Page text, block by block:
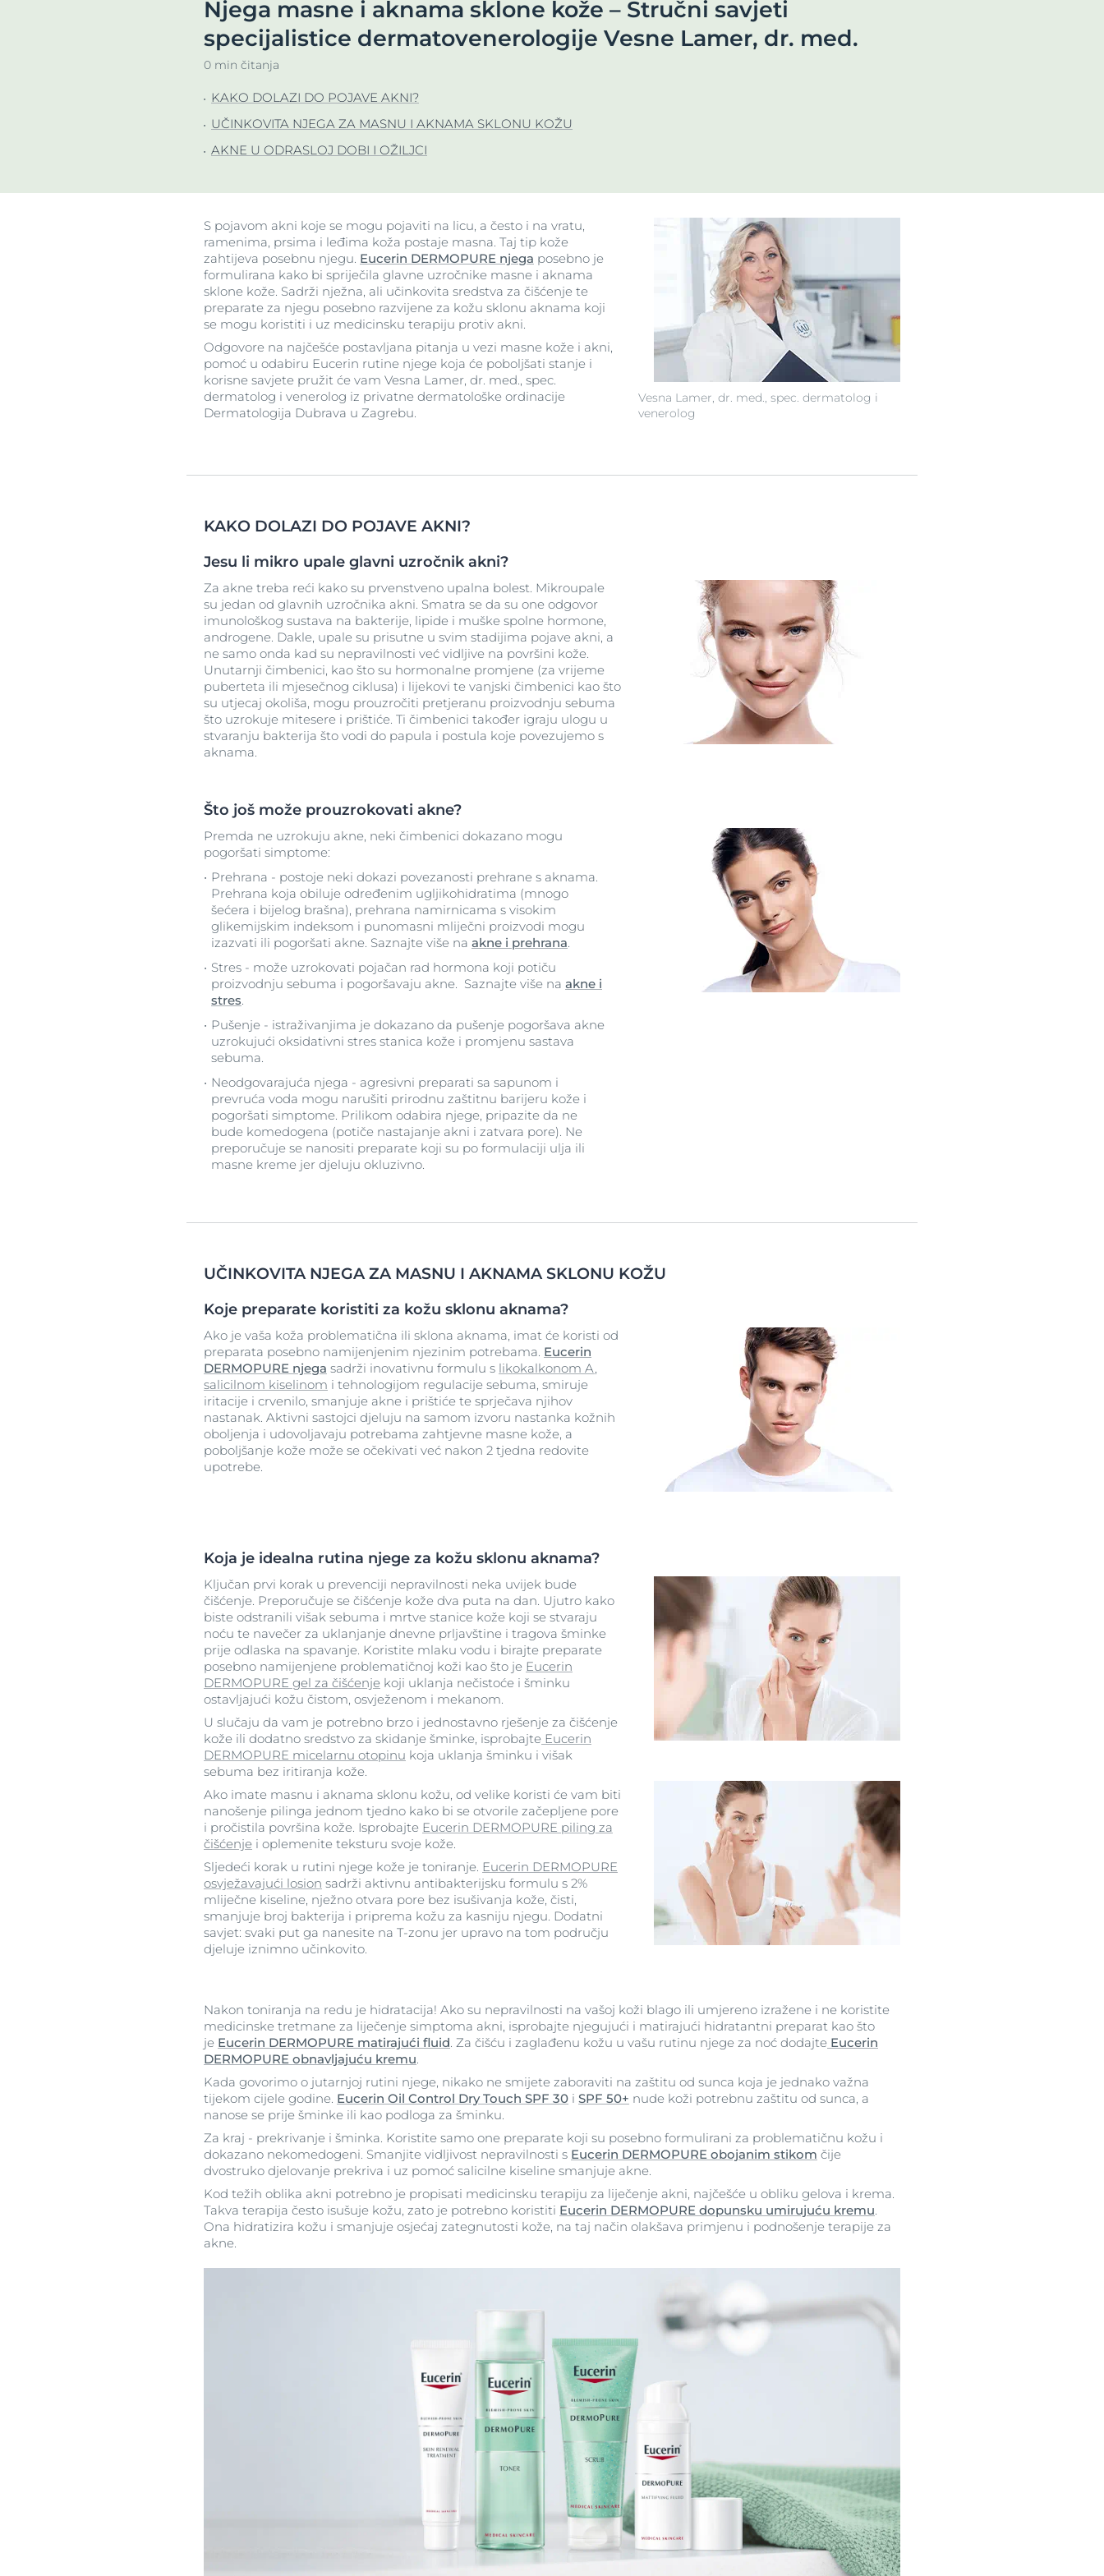
Suha koža
Problemi vlasišta i kose
Osjetljiva koža
Zaštita od sunca
Filler linija
pH5
Otkrijte Eucerin Anti-Pigment
njegu protiv hiperpigmentacija
Our commitment
Program društvene
odgovornosti #eucerinclusion
Koža koja stari
Anti-age serum s vitaminom C
Kupi
Hyaluron-Filler dnevna krema sa SPF 30
50 ml
5.0273 Recenzije
Kupi
Sva njega
Njega masne i aknama sklone kože – Stručni savjeti
specijalistice dermatovenerologije Vesne Lamer, dr. med.
0 min čitanja
KAKO DOLAZI DO POJAVE AKNI?
UČINKOVITA NJEGA ZA MASNU I AKNAMA SKLONU KOŽU
AKNE U ODRASLOJ DOBI I OŽILJCI
Vesna Lamer, dr. med., spec. dermatolog i
venerolog
S pojavom akni koje se mogu pojaviti na licu, a često i na vratu,
ramenima, prsima i leđima koža postaje masna. Taj tip kože
zahtijeva posebnu njegu. Eucerin DERMOPURE njega posebno je
formulirana kako bi spriječila glavne uzročnike masne i aknama
sklone kože. Sadrži nježna, ali učinkovita sredstva za čišćenje te
preparate za njegu posebno razvijene za kožu sklonu aknama koji
se mogu koristiti i uz medicinsku terapiju protiv akni.
Odgovore na najčešće postavljana pitanja u vezi masne kože i akni,
pomoć u odabiru Eucerin rutine njege koja će poboljšati stanje i
korisne savjete pružit će vam Vesna Lamer, dr. med., spec.
dermatolog i venerolog iz privatne dermatološke ordinacije
Dermatologija Dubrava u Zagrebu.
KAKO DOLAZI DO POJAVE AKNI?
Jesu li mikro upale glavni uzročnik akni?
Za akne treba reći kako su prvenstveno upalna bolest. Mikroupale
su jedan od glavnih uzročnika akni. Smatra se da su one odgovor
imunološkog sustava na bakterije, lipide i muške spolne hormone,
androgene. Dakle, upale su prisutne u svim stadijima pojave akni, a
ne samo onda kad su nepravilnosti već vidljive na površini kože.
Unutarnji čimbenici, kao što su hormonalne promjene (za vrijeme
puberteta ili mjesečnog ciklusa) i lijekovi te vanjski čimbenici kao što
su utjecaj okoliša, mogu prouzročiti pretjeranu proizvodnju sebuma
što uzrokuje mitesere i prištiće. Ti čimbenici također igraju ulogu u
stvaranju bakterija što vodi do papula i postula koje povezujemo s
aknama.
Što još može prouzrokovati akne?
Premda ne uzrokuju akne, neki čimbenici dokazano mogu
pogoršati simptome:
Prehrana - postoje neki dokazi povezanosti prehrane s aknama.
Prehrana koja obiluje određenim ugljikohidratima (mnogo
šećera i bijelog brašna), prehrana namirnicama s visokim
glikemijskim indeksom i punomasni mliječni proizvodi mogu
izazvati ili pogoršati akne. Saznajte više na akne i prehrana.
Stres - može uzrokovati pojačan rad hormona koji potiču
proizvodnju sebuma i pogoršavaju akne. Saznajte više na akne i
stres.
Pušenje - istraživanjima je dokazano da pušenje pogoršava akne
uzrokujući oksidativni stres stanica kože i promjenu sastava
sebuma.
Neodgovarajuća njega - agresivni preparati sa sapunom i
prevruća voda mogu narušiti prirodnu zaštitnu barijeru kože i
pogoršati simptome. Prilikom odabira njege, pripazite da ne
bude komedogena (potiče nastajanje akni i zatvara pore). Ne
preporučuje se nanositi preparate koji su po formulaciji ulja ili
masne kreme jer djeluju okluzivno.
UČINKOVITA NJEGA ZA MASNU I AKNAMA SKLONU KOŽU
Koje preparate koristiti za kožu sklonu aknama?
Ako je vaša koža problematična ili sklona aknama, imat će koristi od
preparata posebno namijenjenim njezinim potrebama. Eucerin
DERMOPURE njega sadrži inovativnu formulu s likokalkonom A,
salicilnom kiselinom i tehnologijom regulacije sebuma, smiruje
iritacije i crvenilo, smanjuje akne i prištiće te sprječava njihov
nastanak. Aktivni sastojci djeluju na samom izvoru nastanka kožnih
oboljenja i udovoljavaju potrebama zahtjevne masne kože, a
poboljšanje kože može se očekivati već nakon 2 tjedna redovite
upotrebe.
Koja je idealna rutina njege za kožu sklonu aknama?
Ključan prvi korak u prevenciji nepravilnosti neka uvijek bude
čišćenje. Preporučuje se čišćenje kože dva puta na dan. Ujutro kako
biste odstranili višak sebuma i mrtve stanice kože koji se stvaraju
noću te navečer za uklanjanje dnevne prljavštine i tragova šminke
prije odlaska na spavanje. Koristite mlaku vodu i birajte preparate
posebno namijenjene problematičnoj koži kao što je Eucerin
DERMOPURE gel za čišćenje koji uklanja nečistoće i šminku
ostavljajući kožu čistom, osvježenom i mekanom.
U slučaju da vam je potrebno brzo i jednostavno rješenje za čišćenje
kože ili dodatno sredstvo za skidanje šminke, isprobajte Eucerin
DERMOPURE micelarnu otopinu koja uklanja šminku i višak
sebuma bez iritiranja kože.
Ako imate masnu i aknama sklonu kožu, od velike koristi će vam biti
nanošenje pilinga jednom tjedno kako bi se otvorile začepljene pore
i pročistila površina kože. Isprobajte Eucerin DERMOPURE piling za
čišćenje i oplemenite teksturu svoje kože.
Sljedeći korak u rutini njege kože je toniranje. Eucerin DERMOPURE
osvježavajući losion sadrži aktivnu antibakterijsku formulu s 2%
mliječne kiseline, nježno otvara pore bez isušivanja kože, čisti,
smanjuje broj bakterija i priprema kožu za kasniju njegu. Dodatni
savjet: svaki put ga nanesite na T-zonu jer upravo na tom području
djeluje iznimno učinkovito.
Nakon toniranja na redu je hidratacija! Ako su nepravilnosti na vašoj koži blago ili umjereno izražene i ne koristite
medicinske tretmane za liječenje simptoma akni, isprobajte njegujući i matirajući hidratantni preparat kao što
je Eucerin DERMOPURE matirajući fluid. Za čišću i zaglađenu kožu u vašu rutinu njege za noć dodajte Eucerin
DERMOPURE obnavljajuću kremu.
Kada govorimo o jutarnjoj rutini njege, nikako ne smijete zaboraviti na zaštitu od sunca koja je jednako važna
tijekom cijele godine. Eucerin Oil Control Dry Touch SPF 30 i SPF 50+ nude koži potrebnu zaštitu od sunca, a
nanose se prije šminke ili kao podloga za šminku.
Za kraj - prekrivanje i šminka. Koristite samo one preparate koji su posebno formulirani za problematičnu kožu i
dokazano nekomedogeni. Smanjite vidljivost nepravilnosti s Eucerin DERMOPURE obojanim stikom čije
dvostruko djelovanje prekriva i uz pomoć salicilne kiseline smanjuje akne.
Kod težih oblika akni potrebno je propisati medicinsku terapiju za liječenje akni, najčešće u obliku gelova i krema.
Takva terapija često isušuje kožu, zato je potrebno koristiti Eucerin DERMOPURE dopunsku umirujuću kremu.
Ona hidratizira kožu i smanjuje osjećaj zategnutosti kože, na taj način olakšava primjenu i podnošenje terapije za
akne.